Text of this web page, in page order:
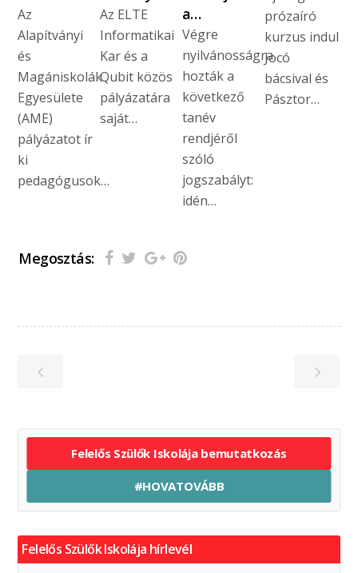
Az
Alapítványi
és
Magániskolák
Egyesülete
(AME)
pályázatot ír
ki
pedagógusok…
Az ELTE
Informatikai
Kar és a
Qubit közös
pályázatára
saját…
a…
Végre
nyilvánosságra
hozták a
következő
tanév
rendjéről
szóló
jogszabályt:
idén…
prózaíró
kurzus indul
Jocó
bácsival és
Pásztor…
Megosztás:
Felelős Szülők Iskolája bemutatkozás
#HOVATOVÁBB
Felelős Szülők Iskolája hírlevél